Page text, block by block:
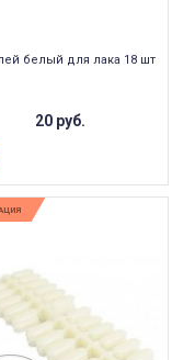
белый для лака 18 шт
20 руб.